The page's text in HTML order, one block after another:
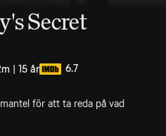
Secret
| 15 år 6.7
för att ta reda på vad